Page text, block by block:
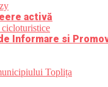
activă
cicloturistice
Informare si
Toplița